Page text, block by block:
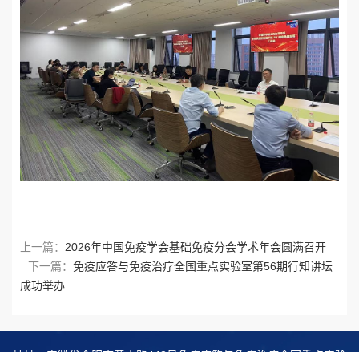
上一篇： 2026年中国免疫学会基础免疫分会学术年会圆满召开
下一篇： 免疫应答与免疫治疗全国重点实验室第56期行知讲坛
成功举办